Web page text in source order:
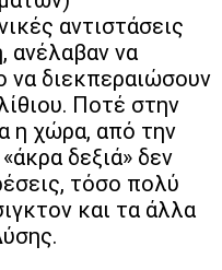
αντιστάσεις
ανέλαβαν να
να διεκπεραιώσουν
Ποτέ στην
η χώρα, από την
δεξιά» δεν
τόσο πολύ
και τα άλλα